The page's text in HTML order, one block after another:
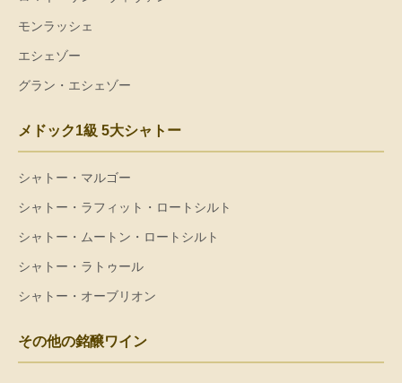
モンラッシェ
エシェゾー
グラン・エシェゾー
メドック1級 5大シャトー
シャトー・マルゴー
シャトー・ラフィット・ロートシルト
シャトー・ムートン・ロートシルト
シャトー・ラトゥール
シャトー・オーブリオン
その他の銘醸ワイン